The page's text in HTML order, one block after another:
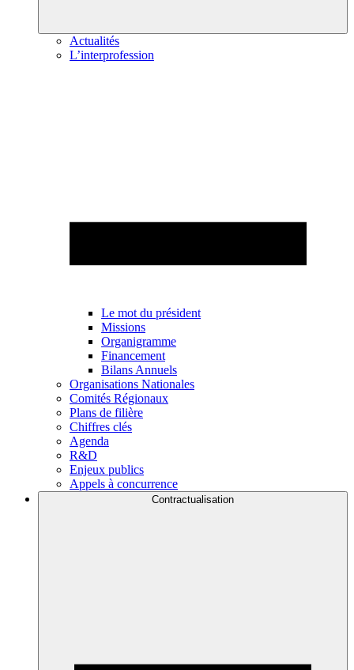
Actualités
L’interprofession
Le mot du président
Missions
Organigramme
Financement
Bilans Annuels
Organisations Nationales
Comités Régionaux
Plans de filière
Chiffres clés
Agenda
R&D
Enjeux publics
Appels à concurrence
Contractualisation